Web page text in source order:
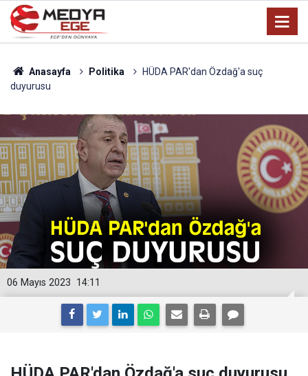
Anasayfa Politika
HÜDA PAR'dan Özdağ'a suç
duyurusu
14:11
06 Mayıs 2023